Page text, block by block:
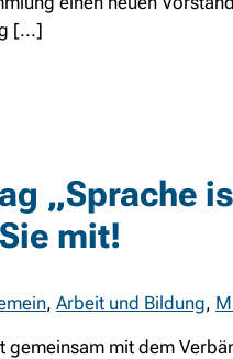
[...]
„Sprache
mit!
, Arbeit und Bildung,
gemeinsam mit dem